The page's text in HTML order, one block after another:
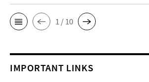
1 / 10
IMPORTANT LINKS